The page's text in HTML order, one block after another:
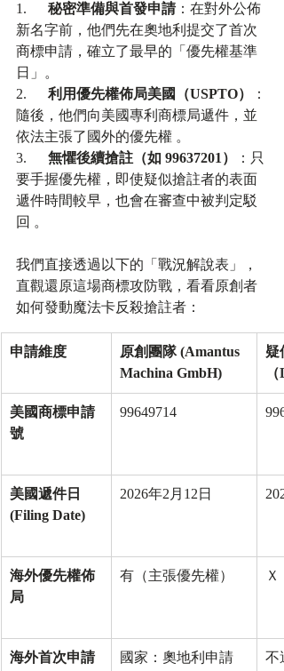
1. 秘密準備與首發申請：在對外公佈
新名字前，他們先在奧地利提交了首次
商標申請，確立了最早的「優先權基準
日」。
2. 利用優先權佈局美國（USPTO）
：
隨後，他們向美國專利商標局遞件，並
依法主張了國外的優先權 。​
3. 無懼後續搶註（如 99637201）
：只
要手握優先權，即使疑似搶註者的表面
遞件時間較早，也會在審查中被判定駁
回 。​
我們直接透過以下的「戰況解說表」，
直觀還原這場商標攻防戰，看看原創者
如何發動魔法卡反殺搶註者：
申請維度
原創團隊 (Amantus
Machina GmbH)
（
美國商標申請
號
99649714
美國遞件日
(Filing Date)
2026年2月12日
海外優先權佈
局
有（主張優先權）​ Ｘ
海外首次申請 國家：奧地利申請 不